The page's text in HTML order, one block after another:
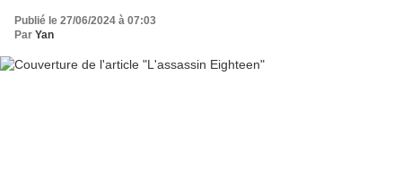
Publié le 27/06/2024 à 07:03
Par Yan